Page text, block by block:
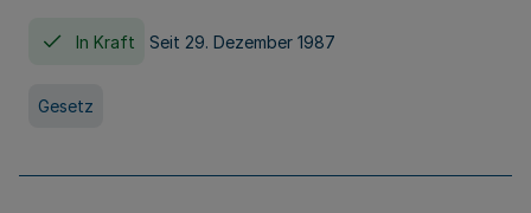
In Kraft Seit 29. Dezember 1987
Gesetz